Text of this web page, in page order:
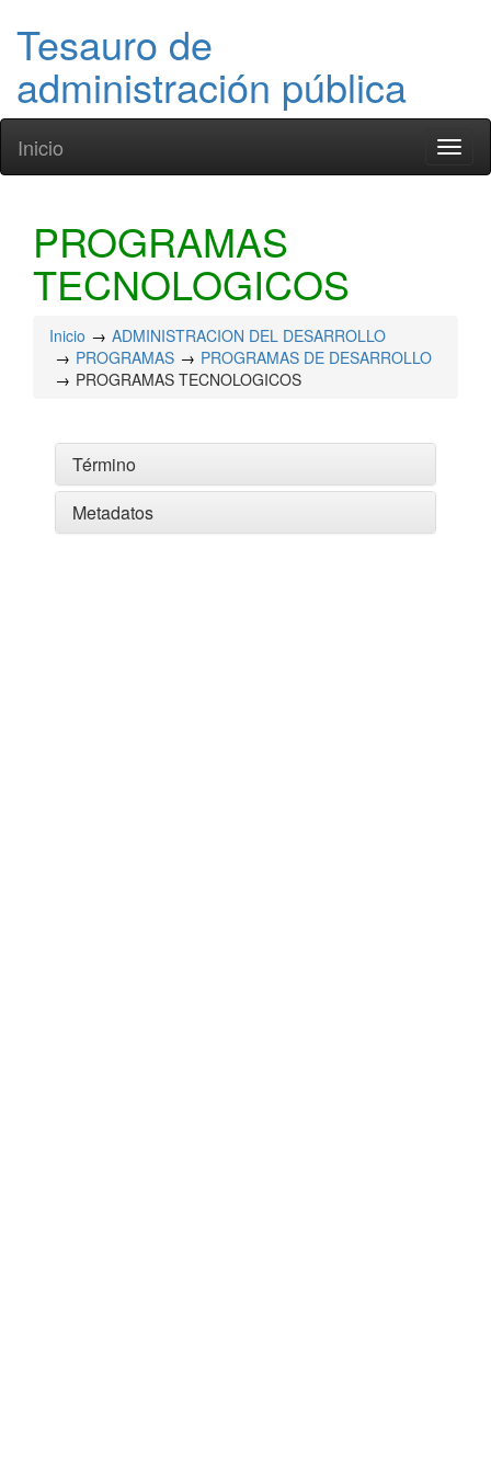
Tesauro de
administración pública
Inicio
PROGRAMAS
TECNOLOGICOS
Inicio
ADMINISTRACION DEL DESARROLLO
PROGRAMAS
PROGRAMAS DE DESARROLLO
PROGRAMAS TECNOLOGICOS
Término
Metadatos